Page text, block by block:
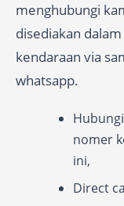
menghubungi
disediakan
kendaraan via
whatsapp.
nomer
ini,
Direct